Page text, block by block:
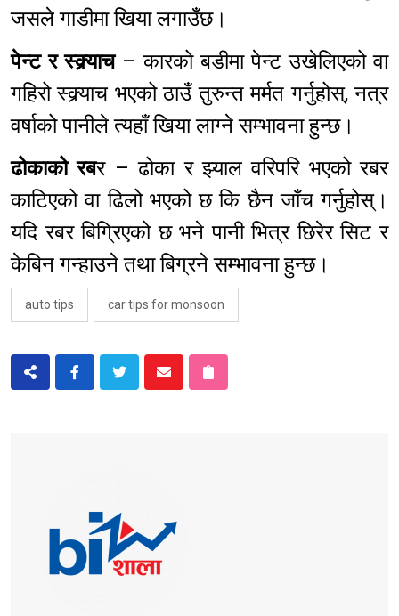
जसले गाडीमा खिया लगाउँछ।
पेन्ट र स्क्र्याच– कारको बडीमा पेन्ट उखेलिएको वा
गहिरो स्क्र्याच भएको ठाउँ तुरुन्त मर्मत गर्नुहोस्, नत्र
वर्षाको पानीले त्यहाँ खिया लाग्ने सम्भावना हुन्छ।
ढोकाको रबर – ढोका र झ्याल वरिपरि भएको रबर
काटिएको वा ढिलो भएको छ कि छैन जाँच गर्नुहोस्।
यदि रबर बिग्रिएको छ भने पानी भित्र छिरेर सिट र
केबिन गन्हाउने तथा बिग्रने सम्भावना हुन्छ।
auto tips car tips for monsoon